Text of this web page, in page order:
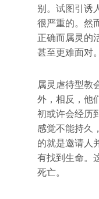
别。试图引诱
很严重的。然
正确而属灵的
甚至更难面对。
属灵虐待型教
外，相反，他
初或许会经历
感觉不能持久
的就是邀请人
有找到生命。
死亡。